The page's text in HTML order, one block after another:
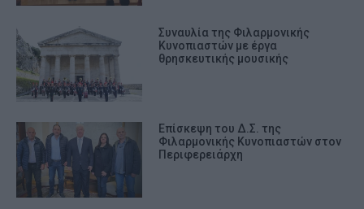
Συναυλία της Φιλαρμονικής
Κυνοπιαστών με έργα
θρησκευτικής μουσικής
Επίσκεψη του Δ.Σ. της
Φιλαρμονικής Κυνοπιαστών στον
Περιφερειάρχη